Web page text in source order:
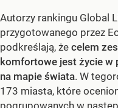
Autorzy rankingu Global
przygotowanego przez
podkreślają, że celem
komfortowe jest życie w
na mapie świata. W
173 miasta, które